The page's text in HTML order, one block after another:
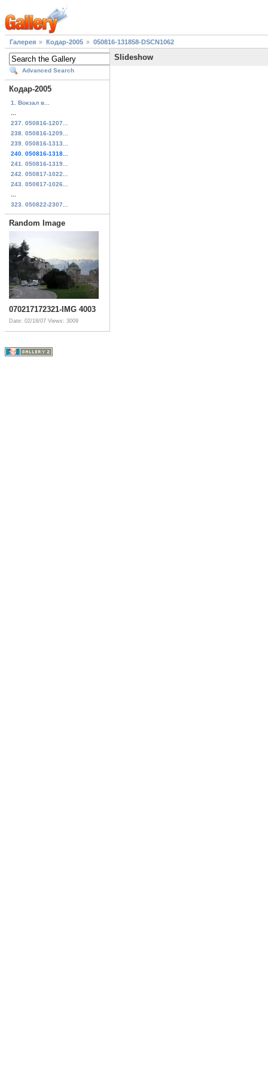
Галерея Кодар-2005 050816-131858-DSCN1062
Advanced Search
Кодар-2005
1. Вокзал в...
237. 050816-1207...
238. 050816-1209...
239. 050816-1313...
240. 050816-1318...
241. 050816-1319...
242. 050817-1022...
243. 050817-1026...
323. 050822-2307...
Random Image
070217172321-IMG 4003
Date: 02/18/07 Views: 3009
Slideshow